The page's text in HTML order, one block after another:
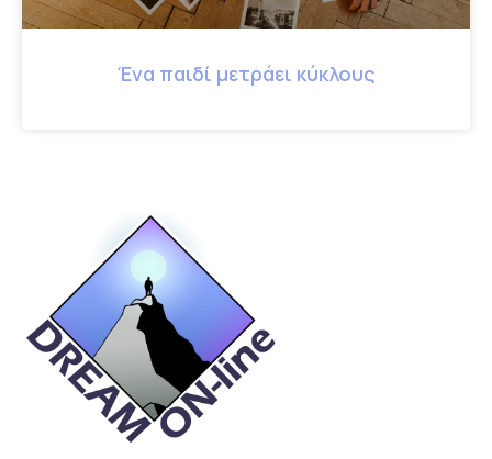
Ένα παιδί μετράει κύκλους